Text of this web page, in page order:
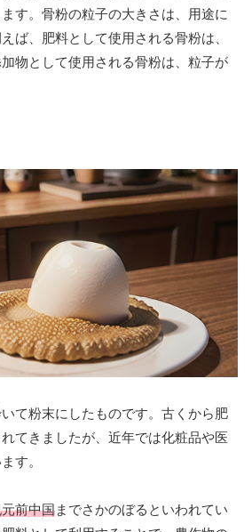
す。骨粉の粒子の大きさは、用途に
ば、肥料として使用される骨粉は、
物として使用される骨粉は、粒子が
て粉末にしたものです。古くから肥
てきましたが、近年では化粧品や医
す。
前中国までさかのぼるといわれてい